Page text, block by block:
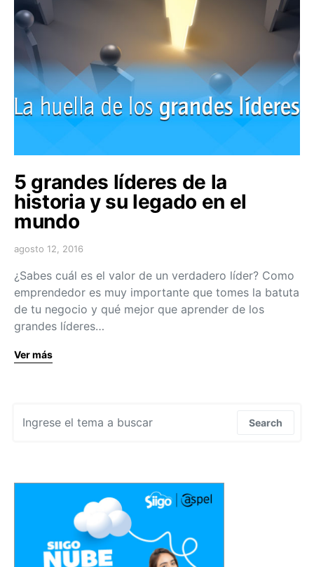
5 grandes líderes de la
historia y su legado en el
mundo
agosto 12, 2016
¿Sabes cuál es el valor de un verdadero líder? Como
emprendedor es muy importante que tomes la batuta
de tu negocio y qué mejor que aprender de los
grandes líderes…
Ver más
Search